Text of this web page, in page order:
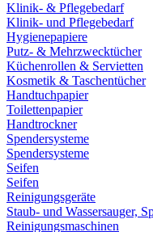
Klinik- & Pflegebedarf
Klinik- und Pflegebedarf
Hygienepapiere
Putz- & Mehrzwecktücher
Küchenrollen & Servietten
Kosmetik & Taschentücher
Handtuchpapier
Toilettenpapier
Handtrockner
Spendersysteme
Spendersysteme
Seifen
Seifen
Reinigungsgeräte
Staub- und Wassersauger,
Reinigungsmaschinen